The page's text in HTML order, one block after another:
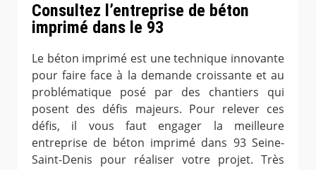
Consultez l’entreprise de béton
imprimé dans le 93
Le béton imprimé est une technique innovante
pour faire face à la demande croissante et au
problématique posé par des chantiers qui
posent des défis majeurs. Pour relever ces
défis, il vous faut engager la meilleure
entreprise de béton imprimé dans 93 Seine-
Saint-Denis pour réaliser votre projet. Très